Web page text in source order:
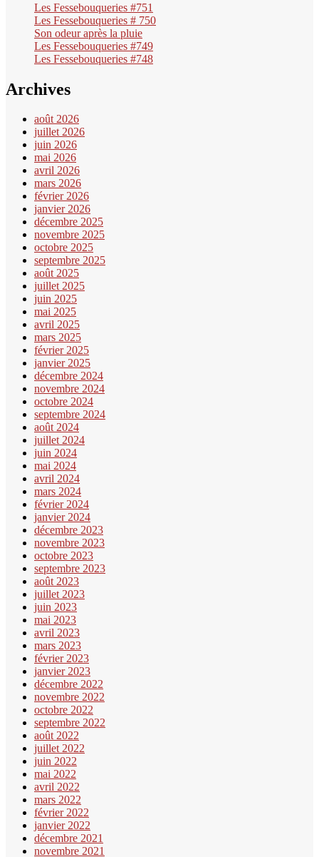
Les Fessebouqueries #751
Les Fessebouqueries # 750
Son odeur après la pluie
Les Fessebouqueries #749
Les Fessebouqueries #748
Archives
août 2026
juillet 2026
juin 2026
mai 2026
avril 2026
mars 2026
février 2026
janvier 2026
décembre 2025
novembre 2025
octobre 2025
septembre 2025
août 2025
juillet 2025
juin 2025
mai 2025
avril 2025
mars 2025
février 2025
janvier 2025
décembre 2024
novembre 2024
octobre 2024
septembre 2024
août 2024
juillet 2024
juin 2024
mai 2024
avril 2024
mars 2024
février 2024
janvier 2024
décembre 2023
novembre 2023
octobre 2023
septembre 2023
août 2023
juillet 2023
juin 2023
mai 2023
avril 2023
mars 2023
février 2023
janvier 2023
décembre 2022
novembre 2022
octobre 2022
septembre 2022
août 2022
juillet 2022
juin 2022
mai 2022
avril 2022
mars 2022
février 2022
janvier 2022
décembre 2021
novembre 2021